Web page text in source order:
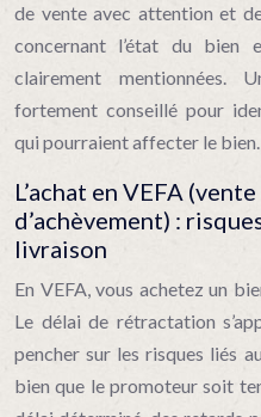
de vente avec attention et
concernant l’état du bien
clairement mentionnées.
fortement conseillé pour
qui pourraient affecter le bien.
L’achat en VEFA
d’achèvement) :
livraison
En VEFA, vous achetez un
Le délai de rétractation
pencher sur les risques liés
bien que le promoteur soit